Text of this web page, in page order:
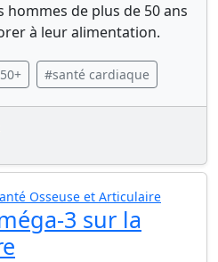
de plus de 50 ans
à leur alimentation.
#santé cardiaque
Osseuse et Articulaire
3 sur la